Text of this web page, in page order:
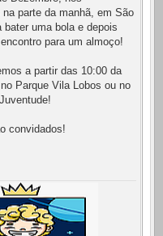
na parte da manhã, em São
bater uma bola e depois
para um almoço!
a partir das 10:00 da
Parque Vila Lobos ou no
convidados!